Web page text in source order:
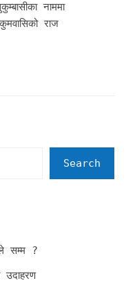
नाममा
राज
Search
सम्म ?
उदाहरण